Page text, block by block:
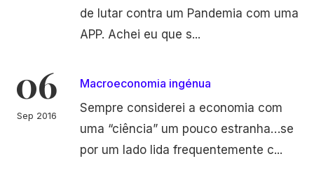
de lutar contra um Pandemia com uma
APP. Achei eu que s...
06
Sep 2016
Macroeconomia ingénua
Sempre considerei a economia com
uma “ciência” um pouco estranha…se
por um lado lida frequentemente c...